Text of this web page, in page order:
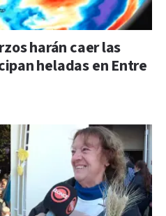
harán caer las
heladas en Entre